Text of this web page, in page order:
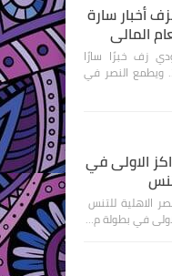
أخبار سارة
المالي
زف خبرًا سارًا
لجماهيره مع نهاية العام المالي 2023 -2024. ويطمع النصر في
الاولى في
الاهلية للتنس
في بطولة م…